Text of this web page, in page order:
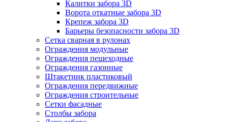
Калитки забора 3D
Ворота откатные забора 3D
Крепеж забора 3D
Барьеры безопасности забора 3D
Сетка сварная в рулонах
Ограждения модульные
Ограждения пешеходные
Ограждения газонные
Штакетник пластиковый
Ограждения передвижные
Ограждения строительные
Сетки фасадные
Столбы забора